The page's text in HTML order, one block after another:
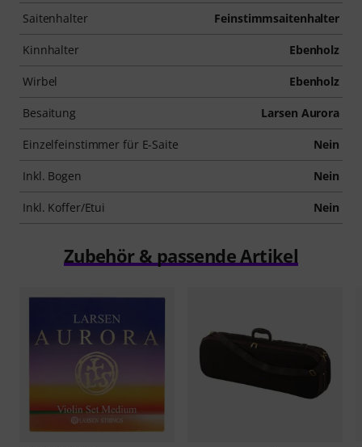
Saitenhalter Feinstimmsaitenhalter
Kinnhalter Ebenholz
Wirbel Ebenholz
Besaitung Larsen Aurora
Einzelfeinstimmer für E-Saite Nein
Inkl. Bogen Nein
Inkl. Koffer/Etui Nein
Zubehör & passende Artikel